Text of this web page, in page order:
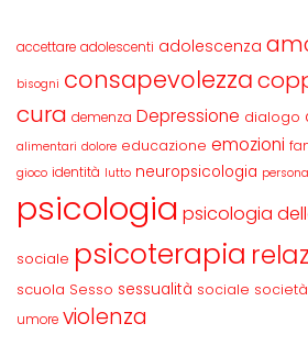
accettare adolescenti adolescenza
bisogni consapevolezza
cura demenza Depressione dialogo
alimentari dolore educazione emozioni
gioco identità lutto neuropsicologia
psicologia psicologia
sociale psicoterapia
scuola Sesso sessualità sociale società
umore violenza